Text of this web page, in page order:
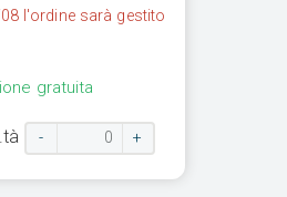
l'ordine sarà gestito
gratuita
- +